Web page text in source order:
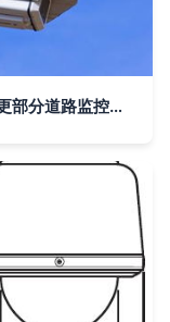
卢龙县公安交通警察大队关于增设、变更部分道路监控设备的公告